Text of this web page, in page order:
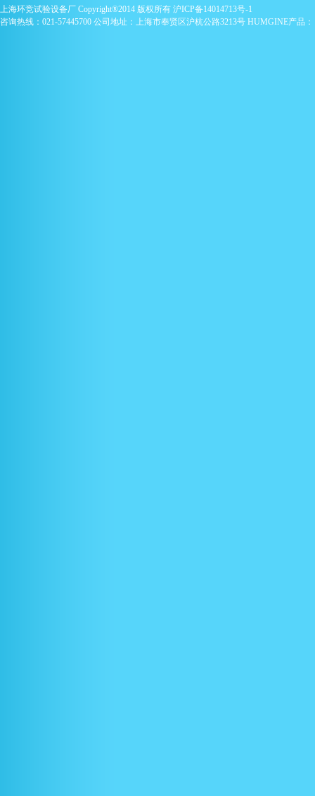
上海环竞试验设备厂 Copyright®2014 版权所有 沪ICP备14014713号-1
咨询热线：021-57445700 公司地址：上海市奉贤区沪杭公路3213号 HUMGINE产品：